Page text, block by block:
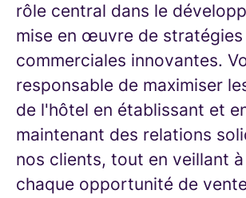
rôle central dans le
mise en œuvre de stratégies
commerciales innovantes.
responsable de maximiser
de l'hôtel en établissant et
maintenant des relations
nos clients, tout en veillant
chaque opportunité de